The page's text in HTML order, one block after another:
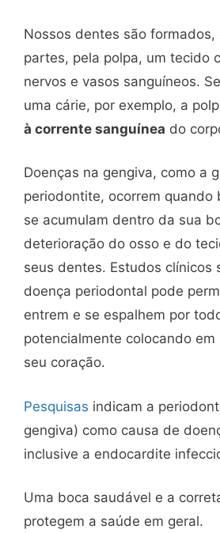
Nossos dentes são formados,
partes, pela polpa, um tecido
nervos e vasos sanguíneos.
uma cárie, por exemplo, a
à corrente sanguínea do
Doenças na gengiva, como a
periodontite, ocorrem quando
se acumulam dentro da sua
deterioração do osso e do
seus dentes. Estudos clínicos
doença periodontal pode
entrem e se espalhem por
potencialmente colocando
seu coração.
Pesquisas indicam a
gengiva) como causa de
inclusive a endocardite
Uma boca saudável e a
protegem a saúde em geral.